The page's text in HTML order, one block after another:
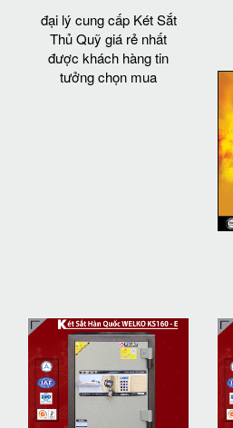
đại lý cung cấp Két Sắt
Thủ Quỹ giá rẻ nhất
được khách hàng tin
tưởng chọn mua